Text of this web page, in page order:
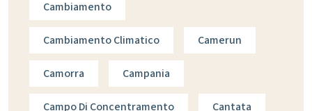
Cambiamento
Cambiamento Climatico Camerun
Camorra Campania
Campo Di Concentramento Cantata